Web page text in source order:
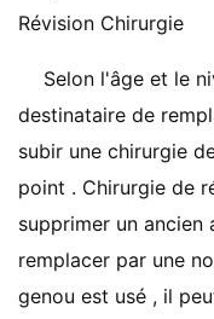
Révision Chirurgie
Selon l'âge et le
destinataire de
subir une chirurgie
point . Chirurgie de
supprimer un
remplacer par une
genou est usé , il